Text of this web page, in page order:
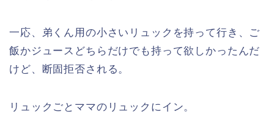
一応、弟くん用の小さいリュックを持って行き、ご
飯かジュースどちらだけでも持って欲しかったんだ
けど、断固拒否される。
リュックごとママのリュックにイン。